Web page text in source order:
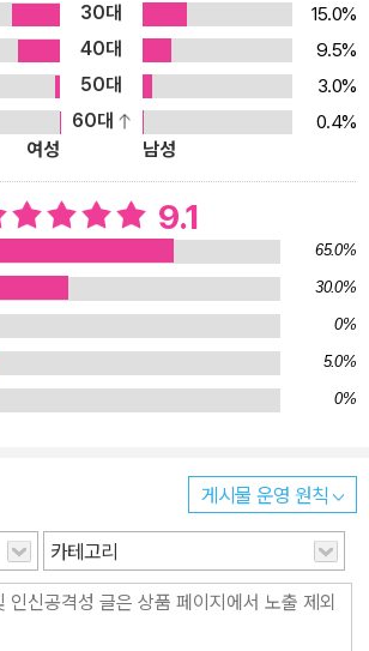
러’, ’마녀몰이꾼’ 등 각종 선동자가 되는 이중
현실 부적응이 만들어낸 다중인격으로 풀어내
30대
15.0%
40대
9.5%
50대
3.0%
60대
0.4%
여성
남성
9.1
65.0%
30.0%
0%
5.0%
0%
게시물 운영 원칙
카테고리